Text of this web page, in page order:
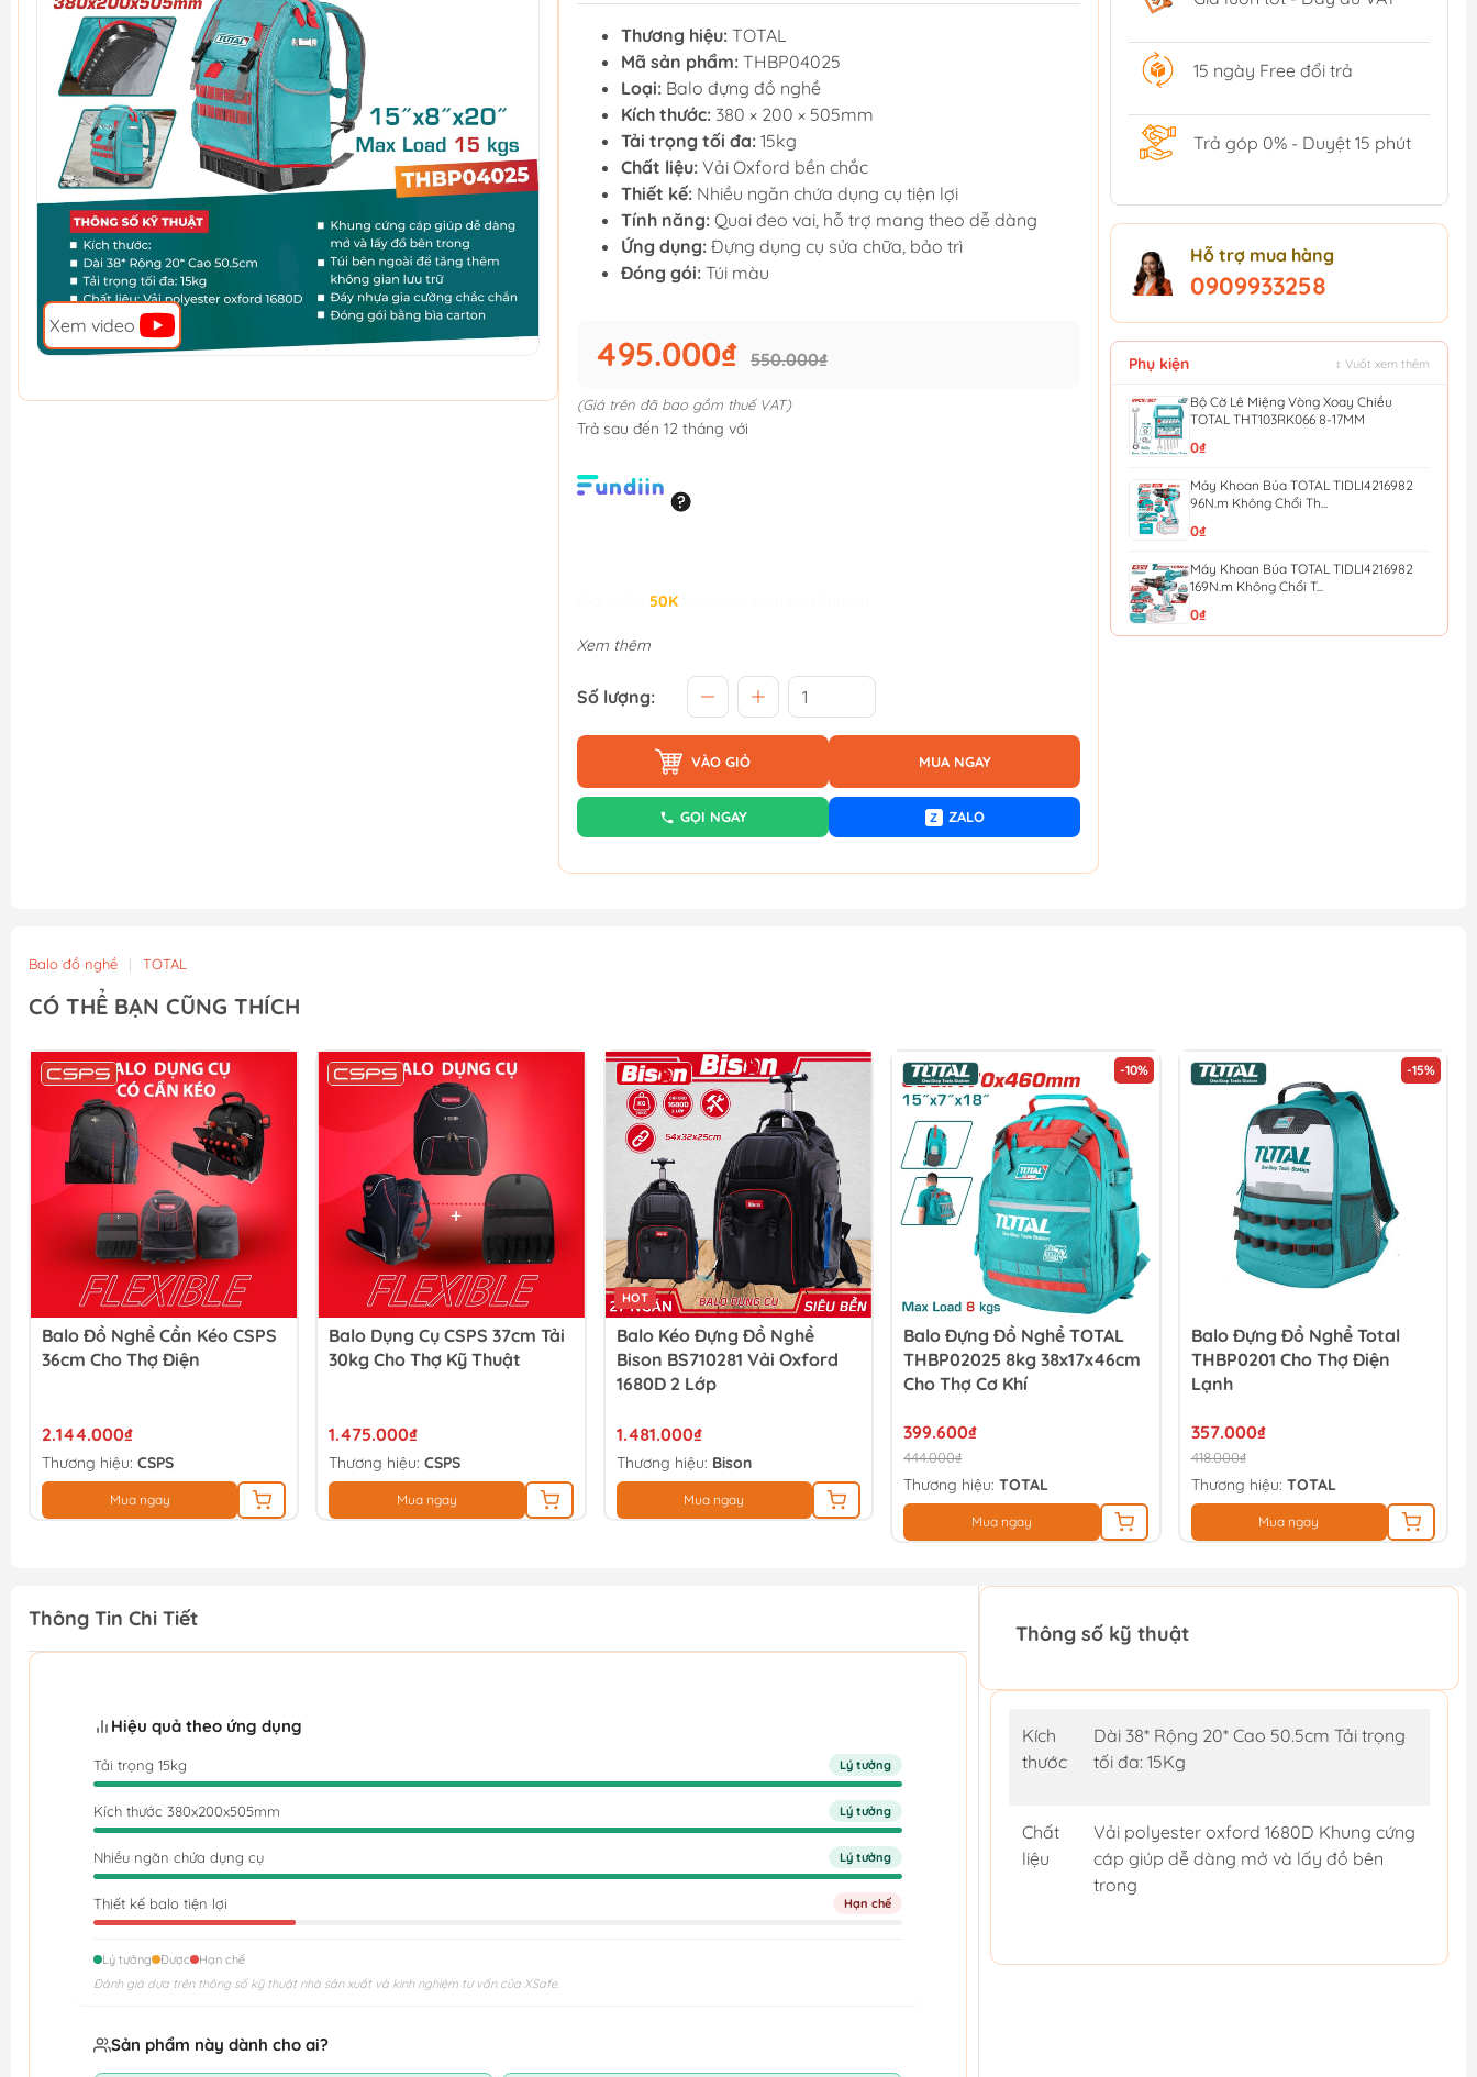
Xem video
Thương hiệu: TOTAL
Mã sản phẩm: THBP04025
Loại: Balo đựng đồ nghề
Kích thước: 380 × 200 × 505mm
Tải trọng tối đa: 15kg
Chất liệu: Vải Oxford bền chắc
Thiết kế: Nhiều ngăn chứa dụng cụ tiện lợi
Tính năng: Quai đeo vai, hỗ trợ mang theo dễ dàng
Ứng dụng: Đựng dụng cụ sửa chữa, bảo trì
Đóng gói: Túi màu
495.000₫ 550.000₫
(Giá trên đã bao gồm thuế VAT)
Trả sau đến 12 tháng với
50K
Xem thêm
Số lượng:
VÀO GIỎ MUA NGAY
GỌI NGAY Z ZALO
15 ngày Free đổi trả
Trả góp 0% - Duyệt 15 phút
Hỗ trợ mua hàng
0909933258
Phụ kiện ↕ Vuốt xem thêm
Bộ Cờ Lê Miệng Vòng Xoay Chiều
TOTAL THT103RK066 8-17MM
0₫
Máy Khoan Búa TOTAL TIDLI4216982
96N.m Không Chổi Th...
0₫
Máy Khoan Búa TOTAL TIDLI4216982
169N.m Không Chổi T...
0₫
Balo đồ nghề | TOTAL
CÓ THỂ BẠN CŨNG THÍCH
Balo Đồ Nghề Cần Kéo CSPS
36cm Cho Thợ Điện
2.144.000₫
Thương hiệu: CSPS
Mua ngay
Balo Dụng Cụ CSPS 37cm Tải
30kg Cho Thợ Kỹ Thuật
1.475.000₫
Thương hiệu:CSPS
Mua ngay
HOT
Balo Kéo Đựng Đồ Nghề
Bison BS710281 Vải Oxford
1680D 2 Lớp
1.481.000₫
Thương hiệu: Bison
Mua ngay
-10%
Balo Đựng Đồ Nghề TOTAL
THBP02025 8kg 38x17x46cm
Cho Thợ Cơ Khí
399.600₫
444.000₫
Thương hiệu:TOTAL
Mua ngay
-15%
Balo Đựng Đồ Nghề Total
THBP0201 Cho Thợ Điện
Lạnh
357.000₫
418.000₫
Thương hiệu: TOTAL
Mua ngay
Thông Tin Chi Tiết
Hiệu quả theo ứng dụng
Tải trọng 15kg Lý tưởng
Kích thước 380x200x505mm Lý tưởng
Nhiều ngăn chứa dụng cụ Lý tưởng
Thiết kế balo tiện lợi Hạn chế
Lý tưởng Được
Hạn chế
Đánh giá dựa trên thông số kỹ thuật nhà sản xuất và kinh nghiệm tư vấn của XSafe.
Sản phẩm này dành cho ai?
Thông số kỹ thuật
Kích
thước
Dài 38* Rộng 20* Cao 50.5cm Tải trọng
tối đa: 15Kg
Chất
liệu
Vải polyester oxford 1680D Khung cứng
cáp giúp dễ dàng mở và lấy đồ bên
trong